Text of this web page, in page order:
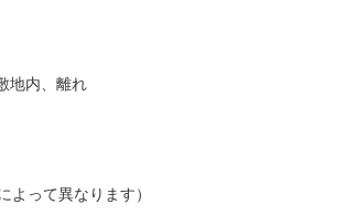
地内、離れ
って異なります）